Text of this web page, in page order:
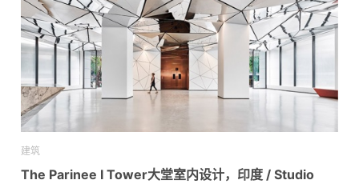
建筑
The Parinee I Tower大堂室内设计，印度 / Studio